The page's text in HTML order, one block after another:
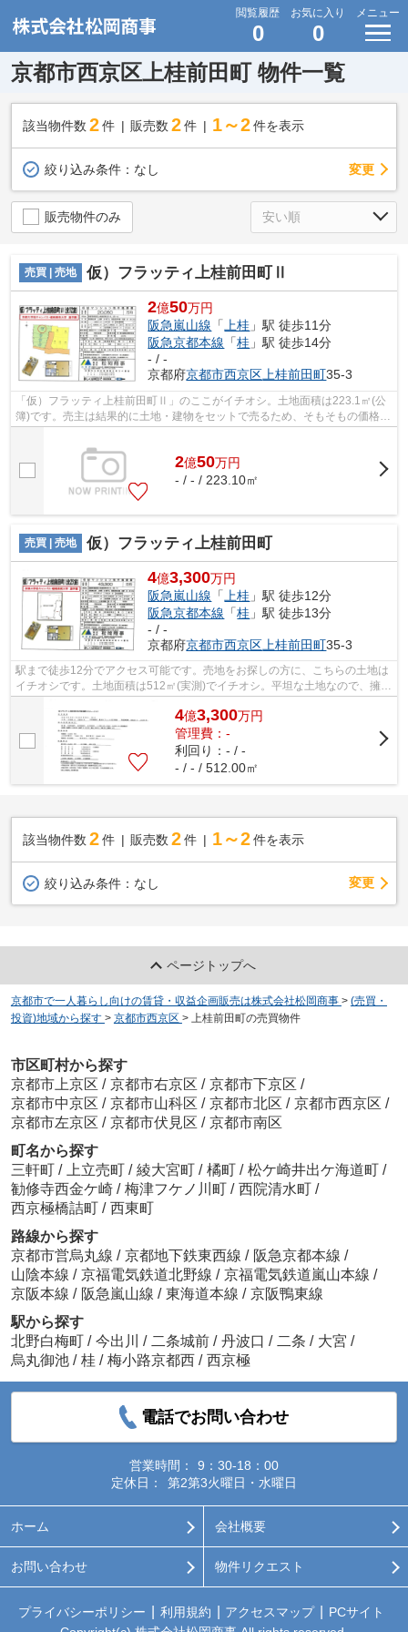
閲覧履歴
0
お気に入り
0
メニュー
京都市西京区上桂前田町 物件一覧
該当物件数 2件 販売数 2 件 1～2 件を表示
絞り込み条件： なし 変更
販売物件のみ
売買 | 売地 仮）フラッティ上桂前田町Ⅱ
2億50万円
阪急嵐山線 「上桂 」駅 徒歩11分
阪急京都本線 「桂 」駅 徒歩14分
- / -
京都府京都市西京区上桂前田町35-3
「仮）フラッティ上桂前田町Ⅱ」のここがイチオシ。土地面積は223.1㎡(公
簿)です。売主は結果的に土地・建物をセットで売るため、そもそもの価格設
定を抑えることができる建築条件付き...
2億50万円
- / - / 223.10㎡
売買 | 売地 仮）フラッティ上桂前田町
4億3,300万円
阪急嵐山線 「上桂 」駅 徒歩12分
阪急京都本線 「桂 」駅 徒歩13分
- / -
京都府京都市西京区上桂前田町35-3
駅まで徒歩12分でアクセス可能です。売地をお探しの方に、こちらの土地は
イチオシです。土地面積は512㎡(実測)でイチオシ。平坦な土地なので、擁
4億3,300万円
管理費：-
利回り：- / -
- / - / 512.00㎡
該当物件数 2件 販売数 2 件 1～2 件を表示
絞り込み条件： なし 変更
ページトップへ
京都市で一人暮らし向けの賃貸・収益企画販売は株式会社松岡商事 > (売買・
投資)地域から探す > 京都市西京区 > 上桂前田町の売買物件
市区町村から探す
京都市上京区 / 京都市右京区 / 京都市下京区 /
京都市中京区 / 京都市山科区 / 京都市北区 / 京都市西京区 /
京都市左京区 / 京都市伏見区 / 京都市南区
町名から探す
三軒町 / 上立売町 / 綾大宮町 / 橘町 / 松ケ崎井出ケ海道町 /
勧修寺西金ケ崎 / 梅津フケノ川町 / 西院清水町 /
西京極橋詰町 / 西東町
路線から探す
京都市営烏丸線 / 京都地下鉄東西線 / 阪急京都本線 /
山陰本線 / 京福電気鉄道北野線 / 京福電気鉄道嵐山本線 /
京阪本線 / 阪急嵐山線 / 東海道本線 / 京阪鴨東線
駅から探す
北野白梅町 / 今出川 / 二条城前 / 丹波口 / 二条 / 大宮 /
烏丸御池 / 桂 / 梅小路京都西 / 西京極
電話でお問い合わせ
営業時間：
9：30-18：00
定休日：
第2第3火曜日・水曜日
ホーム 会社概要
お問い合わせ 物件リクエスト
プライバシーポリシー 利用規約 アクセスマップ
PCサイト